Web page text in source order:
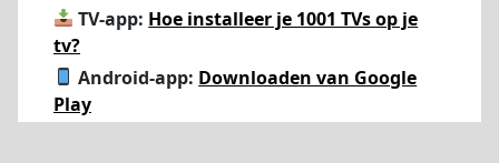
TV-app: Hoe installeer je 1001 TVs op je
tv?
Android-app: Downloaden van Google
Play